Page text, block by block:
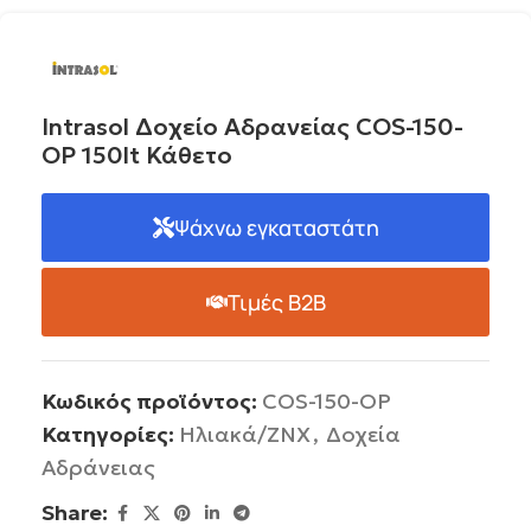
Intrasol Δοχείο Αδρανείας COS-150-
OP 150lt Κάθετο
Ψάχνω εγκαταστάτη
Τιμές B2B
Κωδικός προϊόντος: COS-150-OP
Κατηγορίες: Ηλιακά/ΖΝΧ, Δοχεία
Αδράνειας
Share: